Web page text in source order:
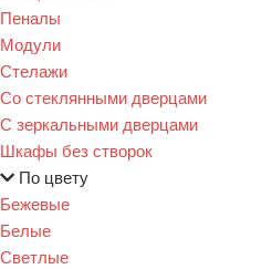
Пеналы
Модули
Стелажи
Со стеклянными дверцами
С зеркальными дверцами
Шкафы без створок
По цвету
Бежевые
Белые
Светлые